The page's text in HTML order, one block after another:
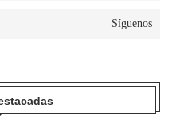
Síguenos